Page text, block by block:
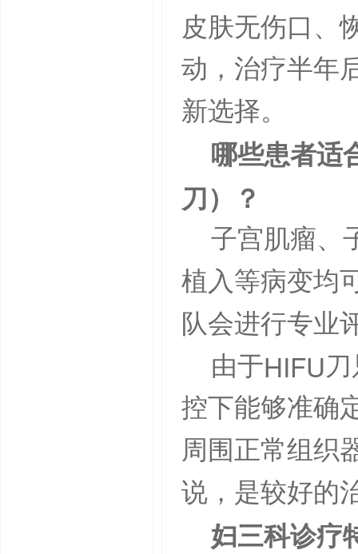
皮肤无伤口、
动，治疗半年
新选择。
哪些患者适
刀）？
子宫肌瘤、
植入等病变均
队会进行专业
由于HIFU
控下能够准确
周围正常组织
说，是较好的
妇三科诊疗